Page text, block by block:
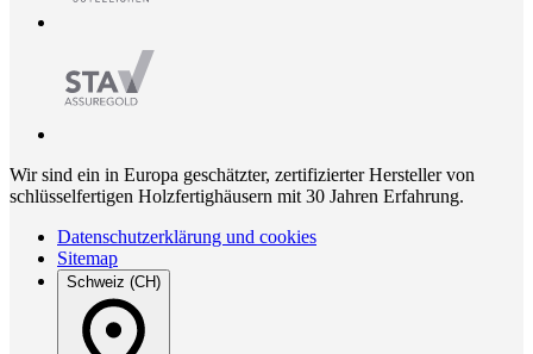
Wir sind ein in Europa geschätzter, zertifizierter Hersteller von
schlüsselfertigen Holzfertighäusern mit 30 Jahren Erfahrung.
Datenschutzerklärung und cookies
Sitemap
Schweiz (CH)